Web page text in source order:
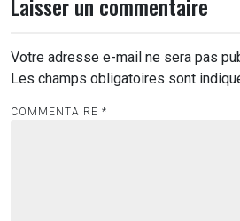
Votre adresse e-mail ne sera pas
Les champs obligatoires sont
COMMENTAIRE *